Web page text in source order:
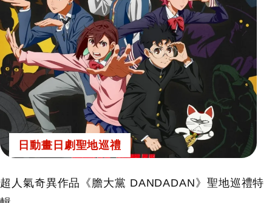
日動畫日劇聖地巡禮
超人氣奇異作品《膽大黨 DANDADAN》聖地巡禮特